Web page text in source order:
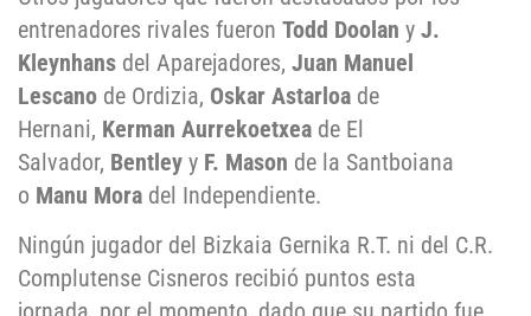
entrenadores rivales fueron Todd Doolan y J.
Kleynhans del Aparejadores, Juan Manuel
Lescano de Ordizia, Oskar Astarloa de
Hernani, Kerman Aurrekoetxea de El
Salvador, Bentley y F. Mason de la Santboiana
o Manu Mora del Independiente.
Ningún jugador del Bizkaia Gernika R.T. ni del C.R.
Complutense Cisneros recibió puntos esta